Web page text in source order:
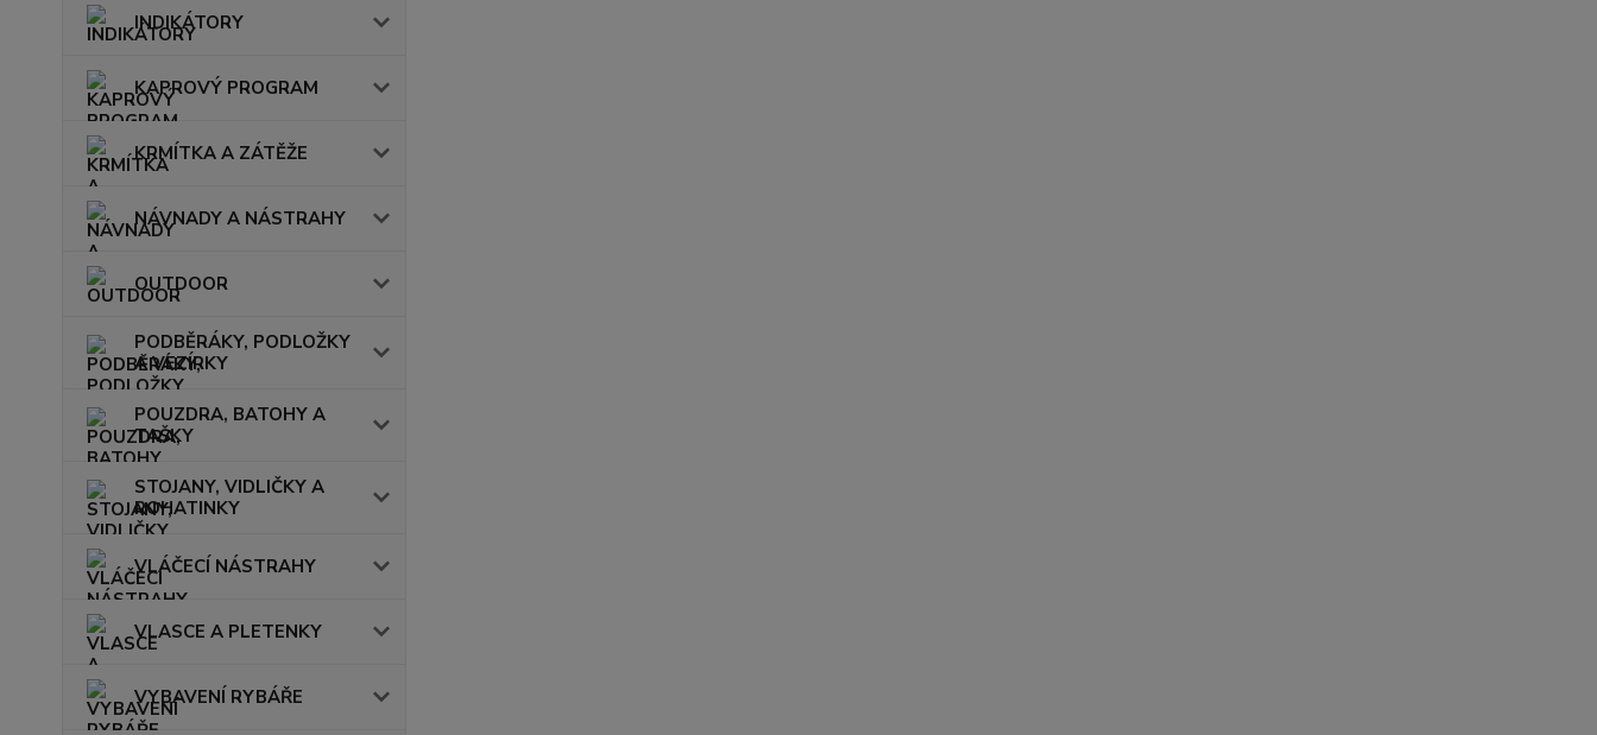
INDIKÁTORY
KAPROVÝ PROGRAM
KRMÍTKA A ZÁTĚŽE
NÁVNADY A NÁSTRAHY
OUTDOOR
PODBĚRÁKY, PODLOŽKY
A VEZÍRKY
POUZDRA, BATOHY A
TAŠKY
STOJANY, VIDLIČKY A
ROHATINKY
VLÁČECÍ NÁSTRAHY
VLASCE A PLETENKY
VYBAVENÍ RYBÁŘE